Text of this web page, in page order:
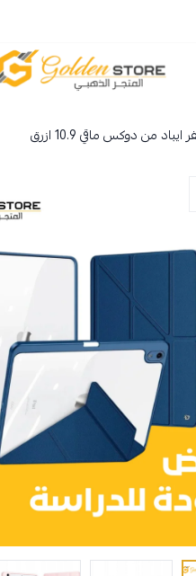
المتجر الذهبي
ايباد من دوكس ماقي 10.9 ازرق